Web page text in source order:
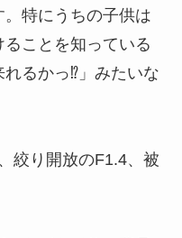
特にうちの子供は
ことを知っている
るかっ⁉︎」みたいな
絞り開放のF1.4、被